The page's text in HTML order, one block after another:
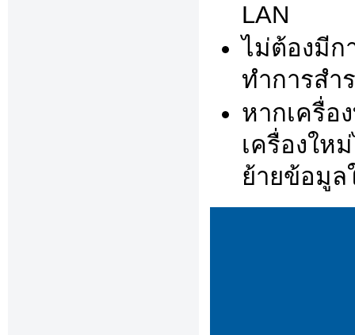
LAN
ไม่ต้องมีก
ทำการสำ
หากเครื่อ
เครื่องให
ย้ายข้อมูล